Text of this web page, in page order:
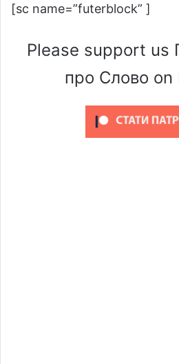
[sc name=”futerblock” ]
Please support us
про Слово on